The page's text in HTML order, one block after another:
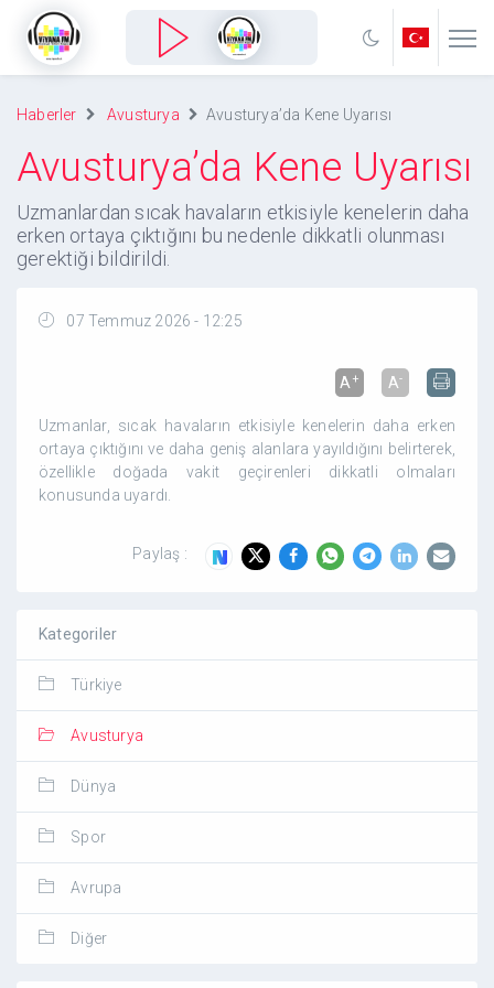
Haberler Avusturya Avusturya’da Kene Uyarısı
Avusturya’da Kene Uyarısı
Uzmanlardan sıcak havaların etkisiyle kenelerin daha
erken ortaya çıktığını bu nedenle dikkatli olunması
gerektiği bildirildi.
07 Temmuz 2026 - 12:25
A+ A-
Uzmanlar, sıcak havaların etkisiyle kenelerin daha erken
ortaya çıktığını ve daha geniş alanlara yayıldığını belirterek,
özellikle doğada vakit geçirenleri dikkatli olmaları
konusunda uyardı.
Paylaş :
Kategoriler
Türkiye
Avusturya
Dünya
Spor
Avrupa
Diğer